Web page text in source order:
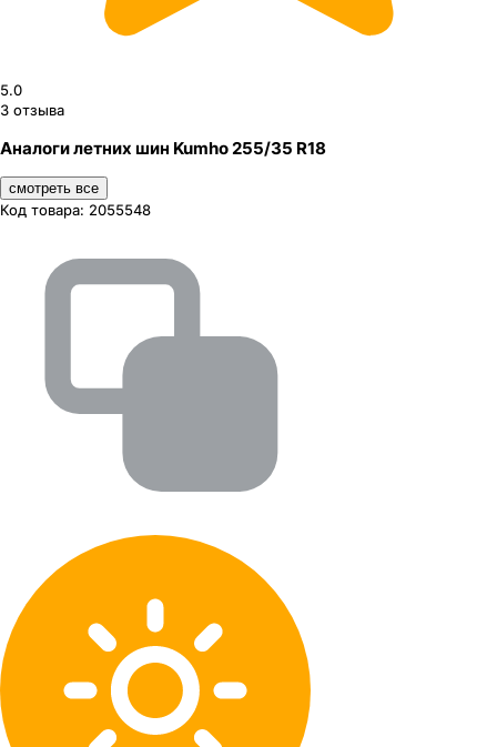
5.0
3 отзыва
Аналоги летних шин Kumho 255/35 R18
смотреть все
Код товара: 2055548